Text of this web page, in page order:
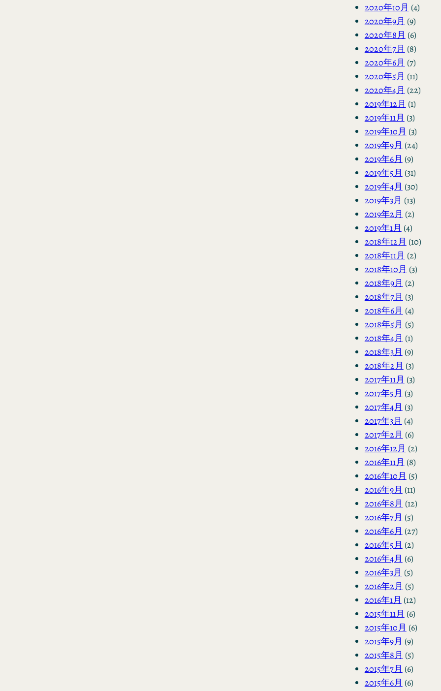
2020年10月 (4)
2020年9月 (9)
2020年8月 (6)
2020年7月 (8)
2020年6月 (7)
2020年5月 (11)
2020年4月 (22)
2019年12月 (1)
2019年11月 (3)
2019年10月 (3)
2019年9月 (24)
2019年6月 (9)
2019年5月 (31)
2019年4月 (30)
2019年3月 (13)
2019年2月 (2)
2019年1月 (4)
2018年12月 (10)
2018年11月 (2)
2018年10月 (3)
2018年9月 (2)
2018年7月 (3)
2018年6月 (4)
2018年5月 (5)
2018年4月 (1)
2018年3月 (9)
2018年2月 (3)
2017年11月 (3)
2017年5月 (3)
2017年4月 (3)
2017年3月 (4)
2017年2月 (6)
2016年12月 (2)
2016年11月 (8)
2016年10月 (5)
2016年9月 (11)
2016年8月 (12)
2016年7月 (5)
2016年6月 (27)
2016年5月 (2)
2016年4月 (6)
2016年3月 (5)
2016年2月 (5)
2016年1月 (12)
2015年11月 (6)
2015年10月 (6)
2015年9月 (9)
2015年8月 (5)
2015年7月 (6)
2015年6月 (6)